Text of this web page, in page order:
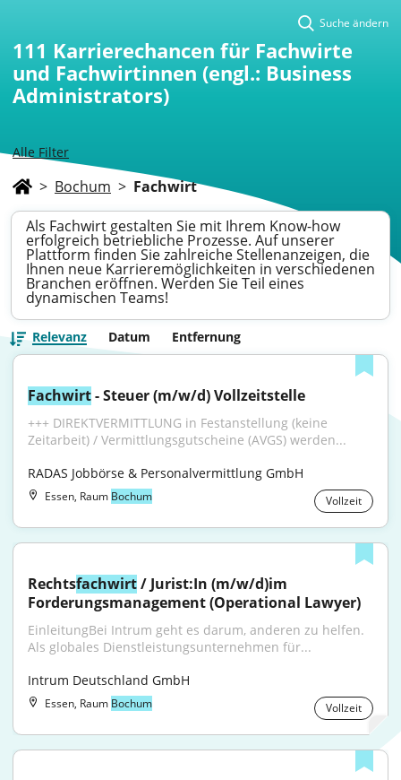
Alle Filter
Suche ändern
111 Karrierechancen für Fachwirte
und Fachwirtinnen (engl.: Business
Administrators)
> Bochum > Fachwirt
Als Fachwirt gestalten Sie mit Ihrem Know-how
erfolgreich betriebliche Prozesse. Auf unserer
Plattform finden Sie zahlreiche Stellenanzeigen, die
Ihnen neue Karrieremöglichkeiten in verschiedenen
Branchen eröffnen. Werden Sie Teil eines
dynamischen Teams!
Relevanz Datum Entfernung
Fachwirt - Steuer (m/w/d) Vollzeitstelle
+++ DIREKTVERMITTLUNG in Festanstellung (keine
Zeitarbeit) / Vermittlungsgutscheine (AVGS) werden...
RADAS Jobbörse & Personalvermittlung GmbH
Essen, Raum Bochum Vollzeit
Rechtsfachwirt / Jurist:In (m/w/d)im
Forderungsmanagement (Operational Lawyer)
EinleitungBei Intrum geht es darum, anderen zu helfen.
Als globales Dienstleistungsunternehmen für...
Intrum Deutschland GmbH
Essen, Raum Bochum Vollzeit